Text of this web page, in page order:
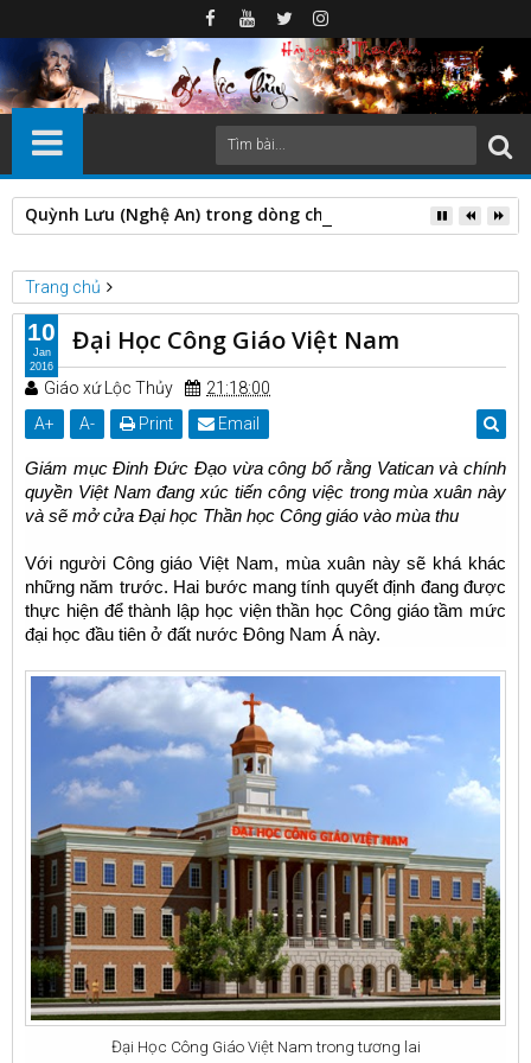
Quỳnh Lưu (Nghệ An) trong dòng chảy lịch sử: biến động
Trang chủ
Lịch sử Giáo Hội Việt Nam
Đại Học Công Giáo Việt Nam
Đại Học Công Giáo Việt Nam
Giáo xứ Lộc Thủy
21:18:00
A+ A- Print Email
Giám mục Đinh Đức Đạo vừa công bố rằng Vatican và chính
quyền Việt Nam đang xúc tiến công việc trong mùa xuân này
và sẽ mở cửa Đại học Thần học Công giáo vào mùa thu
Với người Công giáo Việt Nam, mùa xuân này sẽ khá khác
những năm trước. Hai bước mang tính quyết định đang được
thực hiện để thành lập học viện thần học Công giáo tầm mức
đại học đầu tiên ở đất nước Đông Nam Á này.
Đại Học Công Giáo Việt Nam trong tương lai
10
Jan
2016